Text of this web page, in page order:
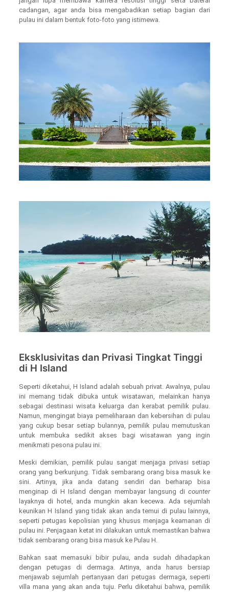
cadangan, agar anda bisa mengabadikan setiap bagian dari
pulau ini dalam bentuk foto-foto yang istimewa.
Eksklusivitas dan Privasi Tingkat Tinggi
di H Island
Seperti diketahui, H Island adalah sebuah privat. Awalnya, pulau
ini memang tidak dibuka untuk wisatawan, melainkan hanya
sebagai destinasi wisata keluarga dan kerabat pemilik pulau.
Namun, mengingat biaya pemeliharaan dan kebersihan di pulau
yang cukup besar setiap bulannya, pemilik pulau memutuskan
untuk membuka sedikit akses bagi wisatawan yang ingin
menikmati pesona pulau ini.
Meski demikian, pemilik pulau sangat menjaga privasi setiap
orang yang berkunjung. Tidak sembarang orang bisa masuk ke
sini. Artinya, jika anda datang sendiri dan berharap bisa
menginap di H Island dengan membayar langsung dicounter
layaknya di hotel, anda mungkin akan kecewa. Ada sejumlah
keunikan H Island yang tidak akan anda temui di pulau lainnya,
seperti petugas kepolisian yang khusus menjaga keamanan di
pulau ini. Penjagaan ketat ini dilakukan untuk memastikan bahwa
tidak sembarang orang bisa masuk ke Pulau H.
Bahkan saat memasuki bibir pulau, anda sudah dihadapkan
dengan petugas di dermaga. Artinya, anda harus bersiap
menjawab sejumlah pertanyaan dari petugas dermaga, seperti
villa mana yang akan anda tuju. Perlu diketahui bahwa, pemilik